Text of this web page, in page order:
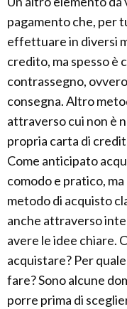
pagamento che, per
effettuare in diversi
credito, ma spesso è
contrassegno,
consegna. Altro
attraverso cui non è
propria carta di
Come anticipato
comodo e pratico,
metodo di acquisto
anche attraverso
avere le idee chiare.
acquistare? Per
fare? Sono alcune
porre prima di